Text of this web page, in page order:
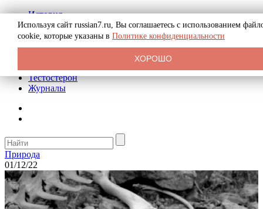
История
Биография
Криминал
Реклама на сайте
Тестостерон
Журналы
Природа
01/12/22
Используя сайт russian7.ru, Вы соглашаетесь с использованием
cookie, которые указаны в Политике конфиденциальности
ХОРОШО